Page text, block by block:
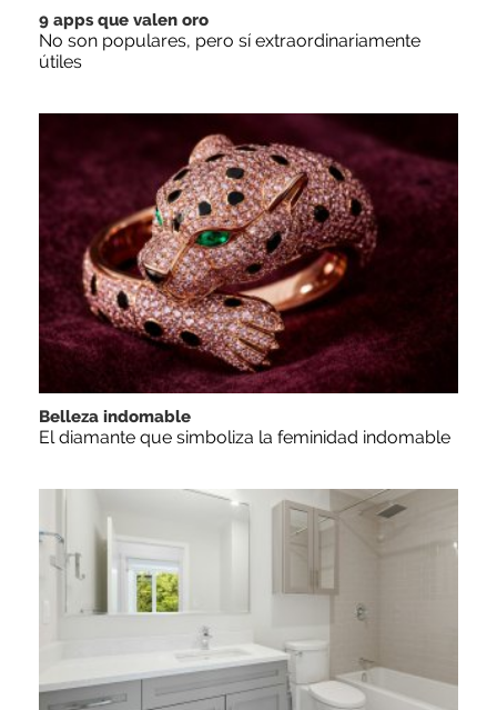
9 apps que valen oro
No son populares, pero sí extraordinariamente
útiles
Belleza indomable
El diamante que simboliza la feminidad indomable